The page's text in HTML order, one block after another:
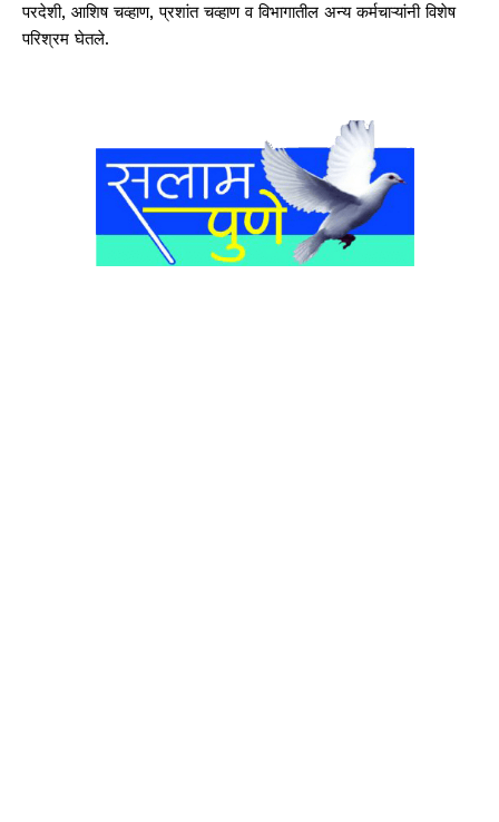
परदेशी, आशिष चव्हाण, प्रशांत चव्हाण व विभागातील अन्य कर्मचाऱ्यांनी विशेष
परिश्रम घेतले.